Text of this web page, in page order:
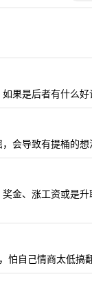
果是后者有什么
会导致有提桶的想
金、涨工资或是
怕自己情商太低搞